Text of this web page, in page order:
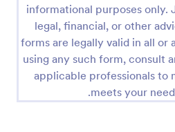
informational purposes only.
legal, financial, or other
forms are legally valid in all or
using any such form, consult
applicable professionals to
meets your